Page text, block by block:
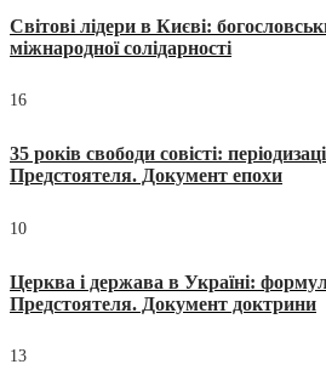
Світові лідери в Києві:
міжнародної солідарності
16
35 років свободи совісті:
Предстоятеля. Документ епохи
10
Церква і держава в Україні:
Предстоятеля. Документ доктрини
13